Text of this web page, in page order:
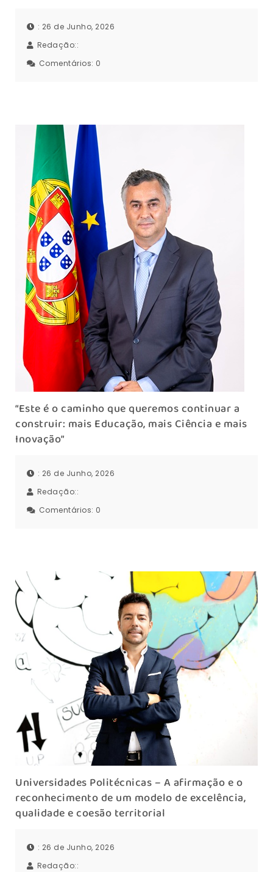
: 26 de Junho, 2026
Redação::
Comentários: 0
“Este é o caminho que queremos continuar a
construir: mais Educação, mais Ciência e mais
Inovação”
: 26 de Junho, 2026
Redação::
Comentários: 0
Universidades Politécnicas – A afirmação e o
reconhecimento de um modelo de excelência,
qualidade e coesão territorial
: 26 de Junho, 2026
Redação::